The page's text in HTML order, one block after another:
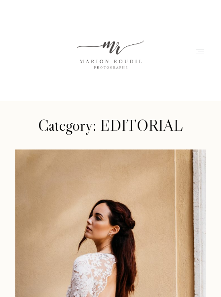
Category: EDITORIAL
Accueil
Marion